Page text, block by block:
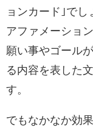
ョンカード｣でし
アファメーション
願い事やゴール
る内容を表した
す。
でもなかなか効